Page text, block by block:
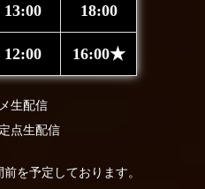
13:00 18:00
12:00 16:00★
生配信
点生配信
を予定しております。